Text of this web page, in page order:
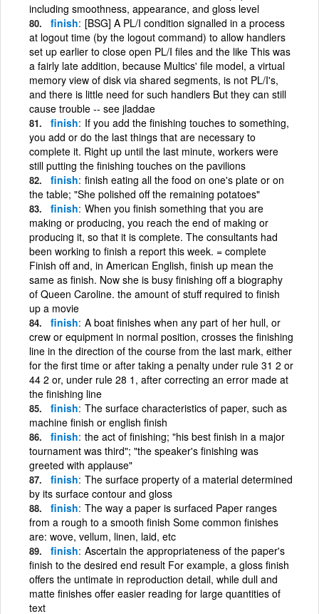
including smoothness, appearance, and gloss level
finish [BSG] A PL/I condition signalled in a process
at logout time (by the logout command) to allow handlers
set up earlier to close open PL/I files and the like This was
a fairly late addition, because Multics' file model, a virtual
memory view of disk via shared segments, is not PL/I's,
and there is little need for such handlers But they can still
cause trouble -- see jladdae
finish If you add the finishing touches to something,
you add or do the last things that are necessary to
complete it. Right up until the last minute, workers were
still putting the finishing touches on the pavilions
finish finish eating all the food on one's plate or on
the table; "She polished off the remaining potatoes"
finish When you finish something that you are
making or producing, you reach the end of making or
producing it, so that it is complete. The consultants had
been working to finish a report this week. = complete
Finish off and, in American English, finish up mean the
same as finish. Now she is busy finishing off a biography
of Queen Caroline. the amount of stuff required to finish
up a movie
finish A boat finishes when any part of her hull, or
crew or equipment in normal position, crosses the finishing
line in the direction of the course from the last mark, either
for the first time or after taking a penalty under rule 31 2 or
44 2 or, under rule 28 1, after correcting an error made at
the finishing line
finish The surface characteristics of paper, such as
machine finish or english finish
finish the act of finishing; "his best finish in a major
tournament was third"; "the speaker's finishing was
greeted with applause"
finish The surface property of a material determined
by its surface contour and gloss
finish The way a paper is surfaced Paper ranges
from a rough to a smooth finish Some common finishes
are: wove, vellum, linen, laid, etc
finish Ascertain the appropriateness of the paper's
finish to the desired end result For example, a gloss finish
offers the untimate in reproduction detail, while dull and
matte finishes offer easier reading for large quantities of
text